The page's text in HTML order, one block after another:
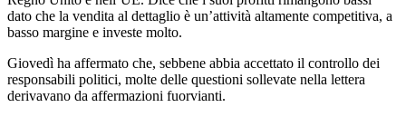
dato che la vendita al dettaglio è un’attività altamente competitiva, a
basso margine e investe molto.
Giovedì ha affermato che, sebbene abbia accettato il controllo dei
responsabili politici, molte delle questioni sollevate nella lettera
derivavano da affermazioni fuorvianti.